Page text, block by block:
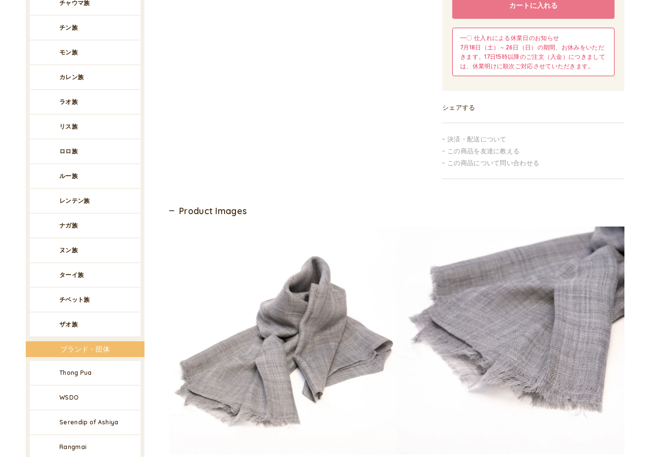
カートに入れる
━〇 仕入れによる休業日のお知らせ
7月18日（土）～26日（日）の期間、お休みをいただ
きます。17日15時以降のご注文（入金）につきまして
は、休業明けに順次ご対応させていただきます。
シェアする
決済・配送について
この商品を友達に教える
この商品について問い合わせる
Product Images
チャウマ族
チン族
モン族
カレン族
ラオ族
リス族
ロロ族
ルー族
レンテン族
ナガ族
ヌン族
ターイ族
チベット族
ザオ族
ブランド・団体
Thong Pua
WSDO
Serendip of Ashiya
Rangmai